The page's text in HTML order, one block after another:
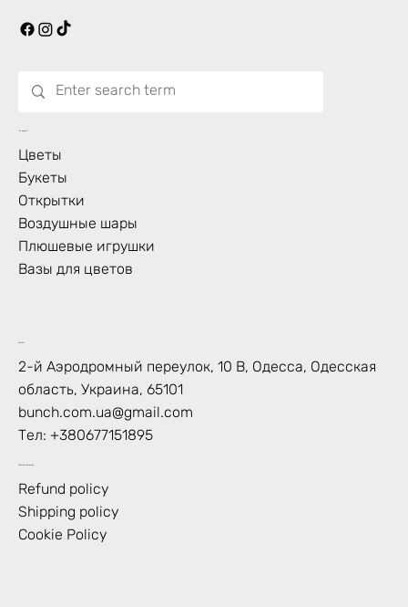
Что цветет?
Цветы
Букеты
Открытки
Воздушные шары
Плюшевые игрушки
Вазы для цветов
Контакт
2-й Аэродромный переулок, 10 В, Одесса, Одесская
область, Украина, 65101
bunch.com.ua@gmail.com
Тел: +380677151895
Политика магазина
Refund policy
Shipping policy
Cookie Policy